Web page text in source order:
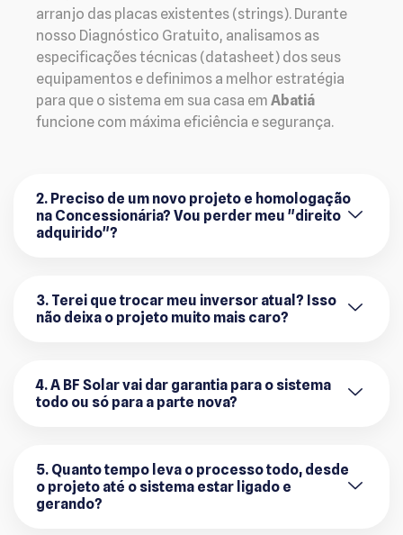
arranjo das placas existentes (strings). Durante
nosso Diagnóstico Gratuito, analisamos as
especificações técnicas (datasheet) dos seus
equipamentos e definimos a melhor estratégia
para que o sistema em sua casa em Abatiá
funcione com máxima eficiência e segurança.
2. Preciso de um novo projeto e homologação
na Concessionária? Vou perder meu "direito
adquirido"?
3. Terei que trocar meu inversor atual? Isso
não deixa o projeto muito mais caro?
4. A BF Solar vai dar garantia para o sistema
todo ou só para a parte nova?
5. Quanto tempo leva o processo todo, desde
o projeto até o sistema estar ligado e
gerando?